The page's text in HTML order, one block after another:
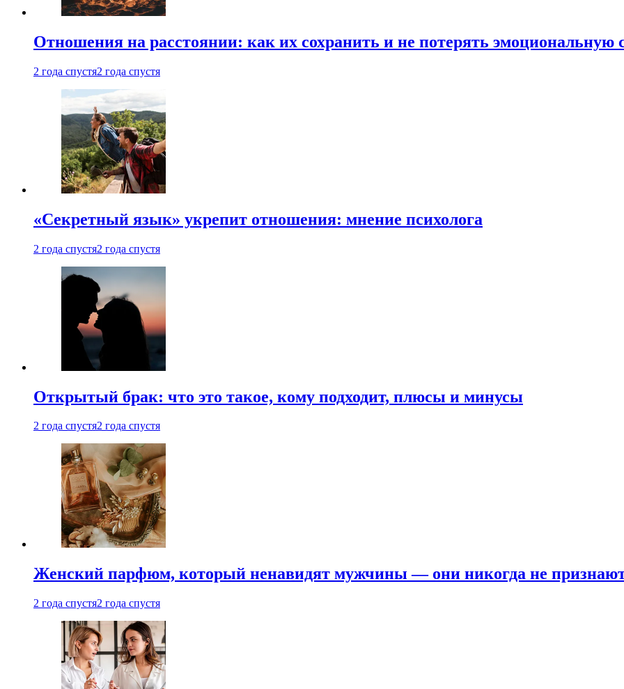
Отношения на расстоянии: как их сохранить и не потерять
2 года спустя2 года спустя
«Секретный язык» укрепит отношения: мнение психолога
2 года спустя2 года спустя
Открытый брак: что это такое, кому подходит, плюсы и минусы
2 года спустя2 года спустя
Женский парфюм, который ненавидят мужчины — они никогда не
2 года спустя2 года спустя